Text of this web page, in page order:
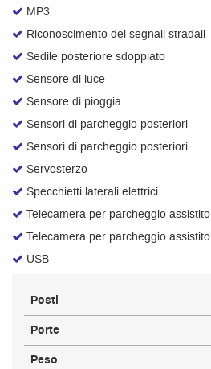
MP3
Riconoscimento dei segnali stradali
Sedile posteriore sdoppiato
Sensore di luce
Sensore di pioggia
Sensori di parcheggio posteriori
Sensori di parcheggio posteriori
Servosterzo
Specchietti laterali elettrici
Telecamera per parcheggio assistito
Telecamera per parcheggio assistito
USB
Posti
Porte
Peso